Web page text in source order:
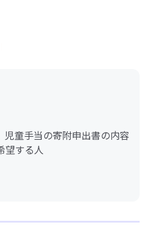
児童手当の寄附申出書の内容
望する人